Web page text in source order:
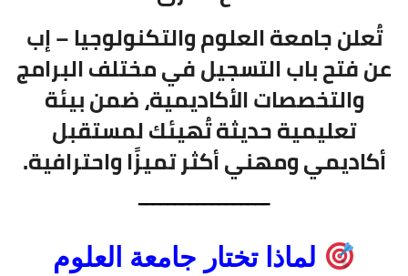
تُعلن جامعة العلوم والتكنولوجيا – إب
عن فتح باب التسجيل في مختلف البرامج
والتخصصات الأكاديمية، ضمن بيئة
تعليمية حديثة تُهيئك لمستقبل
أكاديمي ومهني أكثر تميزًا واحترافية.
━━━━━━━━━━━━━━━━━━
لماذا تختار جامعة العلوم